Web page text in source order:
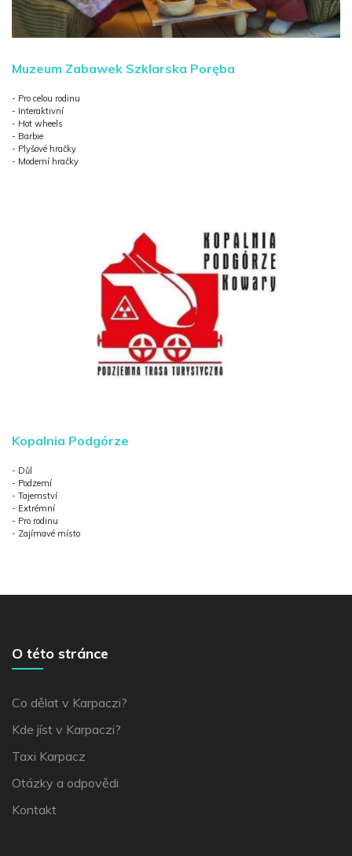
Muzeum Zabawek Szklarska Poręba
- Pro celou rodinu
- Interaktivní
- Hot wheels
- Barbie
- Plyšové hračky
- Moderní hračky
Kopalnia Podgórze
- Důl
- Podzemí
- Tajemství
- Extrémní
- Pro rodinu
- Zajímavé místo
O této stránce
Co dělat v Karpaczi?
Kde jíst v Karpaczi?
Taxi Karpacz
Otázky a odpovědi
Kontakt